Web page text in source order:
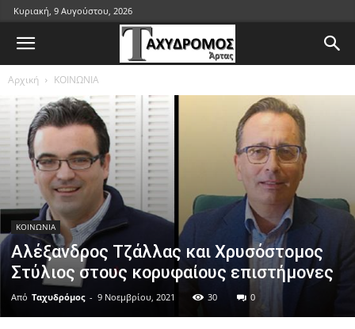
Κυριακή, 9 Αυγούστου, 2026
Αρχική ΚΟΙΝΩΝΙΑ
ΚΟΙΝΩΝΙΑ
Αλέξανδρος Τζάλλας και Χρυσόστομος
Στύλιος στους κορυφαίους επιστήμονες
Από Ταχυδρόμος - 9 Νοεμβρίου, 2021 30 0